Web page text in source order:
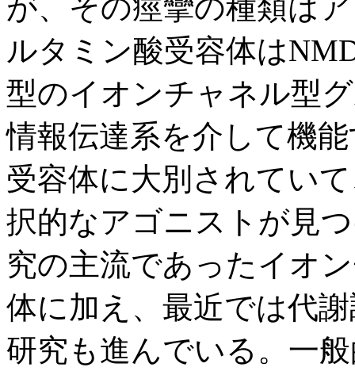
が、その痙攣の種類は
ルタミン酸受容体は
型のイオンチャネル型
情報伝達系を介して機
受容体に大別されてい
択的なアゴニストが見
究の主流であったイオ
体に加え、最近では代
研究も進んでいる。一